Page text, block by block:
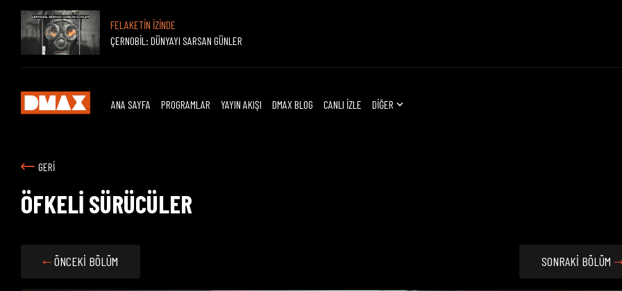
FELAKETİN İZİNDE
ÇERNOBİL: DÜNYAYI SARSAN GÜNLER
ANA SAYFA PROGRAMLAR YAYIN AKIŞI DMAX BLOG CANLI İZLE DİĞER
GERİ
ÖFKELİ SÜRÜCÜLER
ÖNCEKİ BÖLÜM SONRAKİ BÖLÜM